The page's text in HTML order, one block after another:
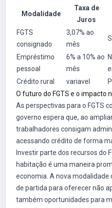
Modalidade
Taxa de
Juros
FGTS
consignado
3,07% ao
mês
Empréstimo
pessoal
6% a 10% ao
mês
Crédito rural variavel
O futuro do FGTS e o impacto
As perspectivas para o FGTS
governo espera que, ao
trabalhadores consigam
acessando crédito de forma
Investir parte dos recursos do
habitação é uma maneira
economia. A nova modalidade
de partida para oferecer não
também oportunidades para